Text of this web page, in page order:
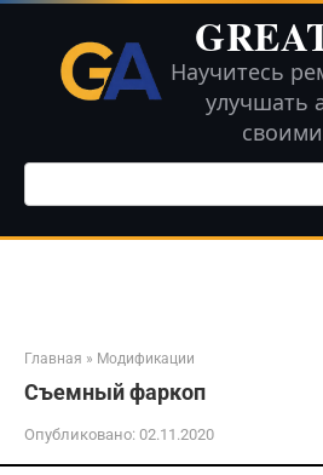
Перейти
контенту
Научитесь
улучшать
Поиск:
Главная » Модификации
Съемный фаркоп
Опубликовано: 02.11.2020